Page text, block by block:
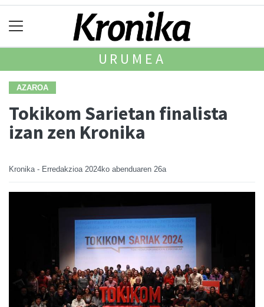
URUMEA
AZAROA
Tokikom Sarietan finalista
izan zen Kronika
Kronika - Erredakzioa 2024ko abenduaren 26a